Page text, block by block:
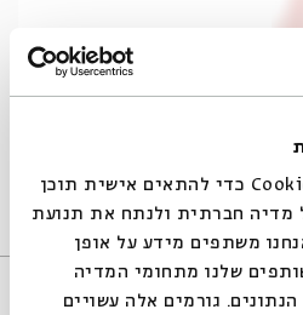
אנחנו משתמשים בקובצי Cookie כדי להתאים אישית תוכן
מדיה חברתית ולנתח את תנועת
משתפים מידע על אופן
שלנו מתחומי המדיה
גורמים אלה עשויים